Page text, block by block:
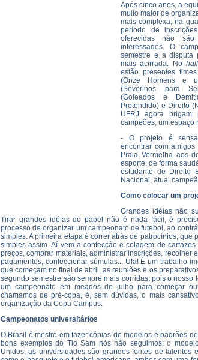
Após cinco anos, a
muito maior de
mais complexa, na
período de
oferecidas não
interessados. O
semestre e a disputa
mais acirrada. Nohall
estão presentes
(Onze Homens e
(Severinos para
(Goleados e
Protendido) e Direito
UFRJ agora
campeões, um espaço
- O projeto é
encontrar com
Praia Vermelha aos
esporte, de forma
estudante de Direito
Nacional, atual
Como colocar um
Grandes idéias não
Tirar grandes idéias do papel não é nada fácil, é
processo de organizar um campeonato de futebol, ao
simples. A primeira etapa é correr atrás de patrocínios, que
simples assim. Aí vem a confecção e colagem de
preços, comprar materiais, administrar inscrições, recolher
pagamentos, confeccionar súmulas... Ufa! É um trabalho
que começam no final de abril, as reuniões e os
segundo semestre são sempre mais corridas, pois o nosso
um campeonato em meados de julho para começar
chamamos de pré-copa, é, sem dúvidas, o mais
organização da Copa Campus.
Campeonatos universitários
O Brasil é mestre em fazer cópias de modelos e padrões
bons exemplos do Tio Sam nós não seguimos: o
Unidos, as universidades são grandes fontes de talentos